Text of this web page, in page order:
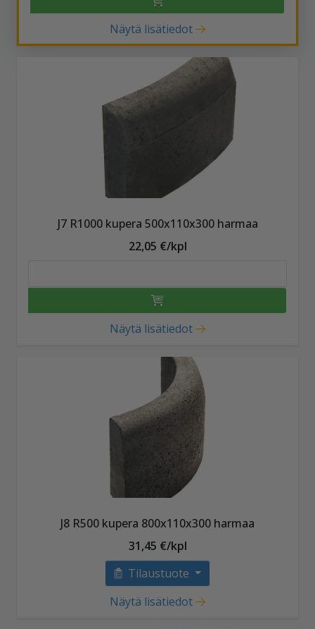
Näytä lisätiedot
J7 R1000 kupera 500x110x300 harmaa
22,05 €/kpl
Näytä lisätiedot
J8 R500 kupera 800x110x300 harmaa
31,45 €/kpl
Tilaustuote
Näytä lisätiedot